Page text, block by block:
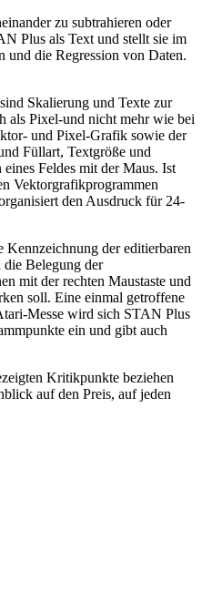
zu subtrahieren oder
Plus als Text und stellt sie im
und die Regression von Daten.
Skalierung und Texte zur
als Pixel-und nicht mehr wie bei
und Pixel-Grafik sowie der
Füllart, Textgröße und
Feldes mit der Maus. Ist
Vektorgrafikprogrammen
den Ausdruck für 24-
der editierbaren
Belegung der
mit der rechten Maustaste und
soll. Eine einmal getroffene
Messe wird sich STAN Plus
ein und gibt auch
Kritikpunkte beziehen
auf den Preis, auf jeden